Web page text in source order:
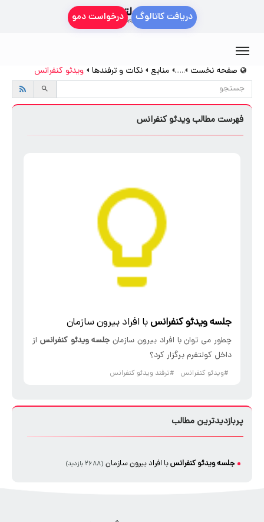
دریافت کاتالوگ درخواست دمو
صفحه نخست ...... منابع نکات و ترفندها ویدئو کنفرانس
فهرست مطالب ویدئو کنفرانس
جلسه ویدئو کنفرانس با افراد بیرون سازمان
چطور می توان با افراد بیرون سازمان جلسه ویدئو کنفرانس از
داخل کولتفرم برگزار کرد؟
#ویدئو کنفرانس #ترفند ویدئو کنفرانس
پربازدیدترین مطالب
جلسه ویدئو کنفرانسبا افراد بیرون سازمان (۲۶۸۸ بازدید)